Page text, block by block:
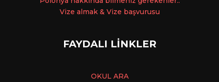
Vize almak & Vize başvurusu
FAYDALI LİNKLER
OKUL ARA